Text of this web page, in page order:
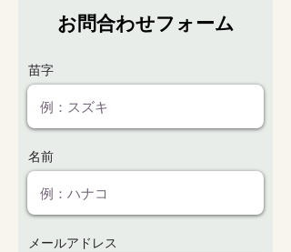
お問合わせフォーム
苗字
名前
メールアドレス